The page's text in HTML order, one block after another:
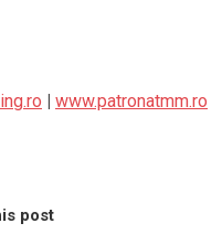
| www.patronatmm.ro
post